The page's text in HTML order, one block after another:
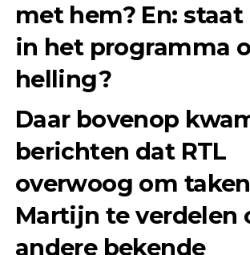
met hem? En:
in het programma
helling?
Daar bovenop
berichten dat RTL
overwoog om
Martijn te verdelen
andere bekende